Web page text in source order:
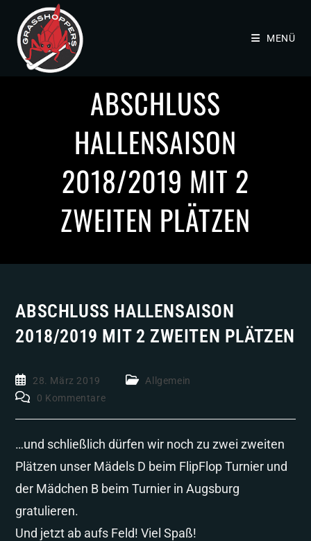
MENÜ
ABSCHLUSS
HALLENSAISON
2018/2019 MIT 2
ZWEITEN PLÄTZEN
ABSCHLUSS HALLENSAISON
2018/2019 MIT 2 ZWEITEN PLÄTZEN
28. März 2019
Allgemein
0 Kommentare
…und schließlich dürfen wir noch zu zwei zweiten
Plätzen unser Mädels D beim FlipFlop Turnier und
der Mädchen B beim Turnier in Augsburg
gratulieren.
Und jetzt ab aufs Feld! Viel Spaß!